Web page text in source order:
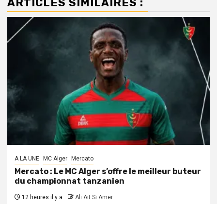
A LA UNE MC Alger Mercato
Mercato : Le MC Alger s’offre le meilleur buteur
du championnat tanzanien
12 heures il y a Ali Ait Si Amer